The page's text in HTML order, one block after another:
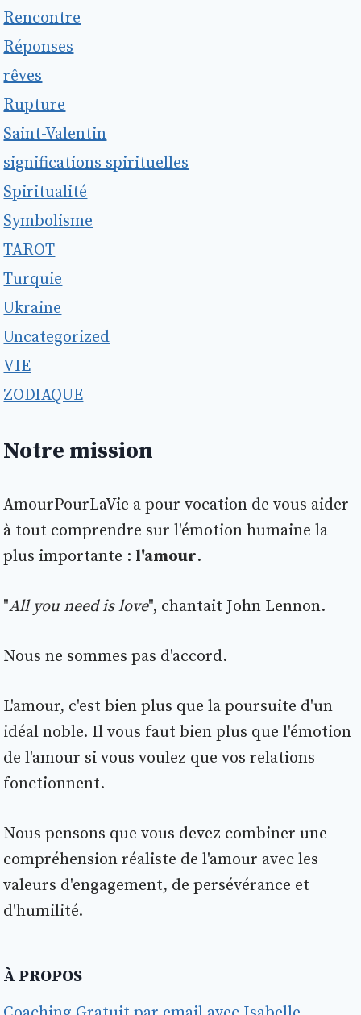
Rencontre
Réponses
rêves
Rupture
Saint-Valentin
significations spirituelles
Spiritualité
Symbolisme
TAROT
Turquie
Ukraine
Uncategorized
VIE
ZODIAQUE
Notre mission
AmourPourLaVie a pour vocation de vous aider
à tout comprendre sur l'émotion humaine la
plus importante : l'amour.
"All you need is love", chantait John Lennon.
Nous ne sommes pas d'accord.
L'amour, c'est bien plus que la poursuite d'un
idéal noble. Il vous faut bien plus que l'émotion
de l'amour si vous voulez que vos relations
fonctionnent.
Nous pensons que vous devez combiner une
compréhension réaliste de l'amour avec les
valeurs d'engagement, de persévérance et
d'humilité.
À PROPOS